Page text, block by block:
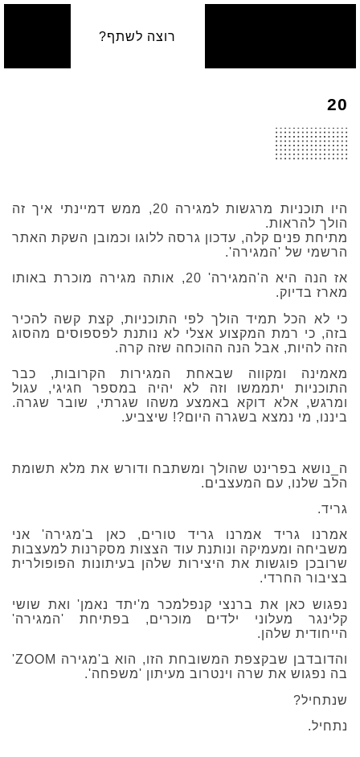
רוצה לשתף?
20
היו תוכניות מרגשות למגירה 20, ממש דמיינתי איך זה
הולך להראות.
מתיחת פנים קלה, עדכון גרסה ללוגו וכמובן השקת האתר
הרשמי של 'המגירה'.
אז הנה היא ה'המגירה' 20, אותה מגירה מוכרת באותו
מארז בדיוק.
כי לא הכל תמיד הולך לפי התוכניות, קצת קשה להכיר
בזה, כי רמת המקצוע אצלי לא נותנת לפספוסים מהסוג
הזה להיות, אבל הנה ההוכחה שזה קרה.
מאמינה ומקווה שבאחת המגירות הקרובות, כבר
התוכניות יתממשו וזה לא יהיה במספר חגיגי, עגול
ומרגש, אלא דוקא באמצע משהו שגרתי, שובר שגרה.
ביננו, מי נמצא בשגרה היום?! שיצביע.
ה_נושא בפרינט שהולך ומשתבח ודורש את מלא תשומת
הלב שלנו, עם המעצבים.
גריד.
אמרנו גריד אמרנו גריד טורים, כאן ב'מגירה' אני
משביחה ומעמיקה ונותנת עוד הצצות מסקרנות למעצבות
שרובכן פוגשות את היצירות שלהן בעיתונות הפופולרית
בציבור החרדי.
נפגוש כאן את ברנצי קנפלמכר מ'יתד נאמן' ואת שושי
קלינגר מעלוני ילדים מוכרים, בפתיחת 'המגירה'
הייחודית שלהן.
והדובדבן שבקצפת המשובחת הזו, הוא ב'מגירה ZOOM'
בה נפגוש את שרה וינטרוב מעיתון 'משפחה'.
שנתחיל?
נתחיל.